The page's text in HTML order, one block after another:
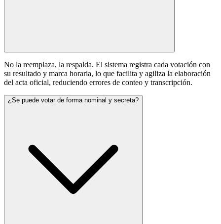
No la reemplaza, la respalda. El sistema registra cada votación con
su resultado y marca horaria, lo que facilita y agiliza la elaboración
del acta oficial, reduciendo errores de conteo y transcripción.
¿Se puede votar de forma nominal y secreta?